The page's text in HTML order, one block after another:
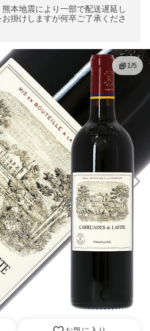
本地震により一部で配送遅延し
掛けしますが何卒ご了承くださ
1/5